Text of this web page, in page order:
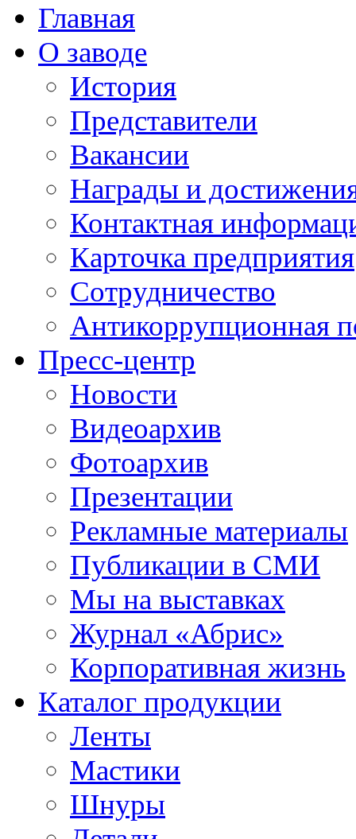
Главная
О заводе
История
Представители
Вакансии
Награды и
Контактная
Карточка предприятия
Сотрудничество
Антикоррупционная
Пресс-центр
Новости
Видеоархив
Фотоархив
Презентации
Рекламные материалы
Публикации в СМИ
Мы на выставках
Журнал «Абрис»
Корпоративная жизнь
Каталог продукции
Ленты
Мастики
Шнуры